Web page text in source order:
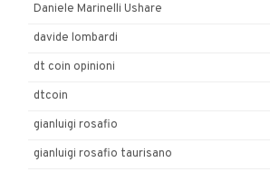
Daniele Marinelli Ushare
davide lombardi
dt coin opinioni
dtcoin
gianluigi rosafio
gianluigi rosafio taurisano